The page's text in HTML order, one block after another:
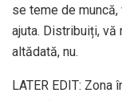
se teme de
ajuta. Distribuiți, vă
altădată, nu.
LATER EDIT: Zona